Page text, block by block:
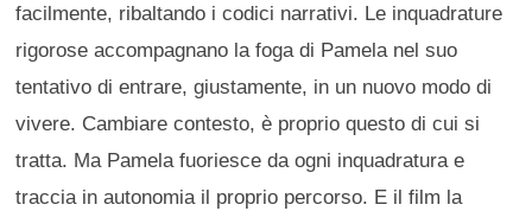
facilmente, ribaltando i codici narrativi. Le inquadrature
rigorose accompagnano la foga di Pamela nel suo
tentativo di entrare, giustamente, in un nuovo modo di
vivere. Cambiare contesto, è proprio questo di cui si
tratta. Ma Pamela fuoriesce da ogni inquadratura e
traccia in autonomia il proprio percorso. E il film la